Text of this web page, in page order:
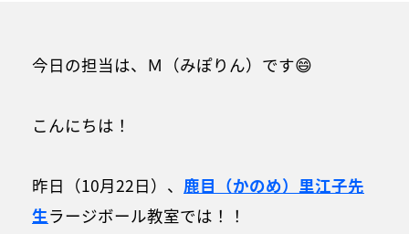
今日の担当は、Ｍ（みぽりん）です😄
こんにちは！
昨日（10月22日）、 鹿目（かのめ）里江子先
生ラージボール教室では！！